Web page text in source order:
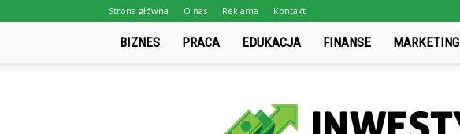
Strona główna O nas Reklama Kontakt
BIZNES PRACA EDUKACJA FINANSE MARKETING